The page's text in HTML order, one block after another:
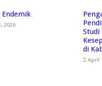
Endemik
2026
di
April